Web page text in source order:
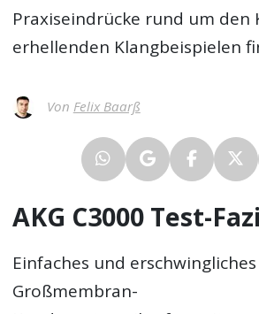
Praxiseindrücke rund um den
erhellenden Klangbeispielen
Von Felix Baarß
AKG C3000 Test-
Einfaches und erschwingliches
Großmembran-